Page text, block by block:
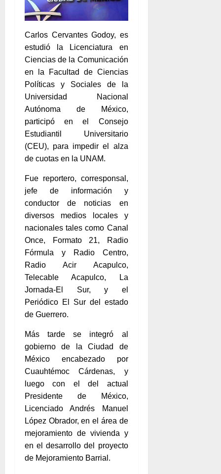
Carlos Cervantes Godoy, es
estudió la Licenciatura en
Ciencias de la Comunicación
en la Facultad de Ciencias
Políticas y Sociales de la
Universidad Nacional
Autónoma de México,
participó en el Consejo
Estudiantil Universitario
(CEU), para impedir el alza
de cuotas en la UNAM.
Fue reportero, corresponsal,
jefe de información y
conductor de noticias en
diversos medios locales y
nacionales tales como Canal
Once, Formato 21, Radio
Fórmula y Radio Centro,
Radio Acir Acapulco,
Telecable Acapulco, La
Jornada-El Sur, y el
Periódico El Sur del estado
de Guerrero.
Más tarde se integró al
gobierno de la Ciudad de
México encabezado por
Cuauhtémoc Cárdenas, y
luego con el del actual
Presidente de México,
Licenciado Andrés Manuel
López Obrador, en el área de
mejoramiento de vivienda y
en el desarrollo del proyecto
de Mejoramiento Barrial.